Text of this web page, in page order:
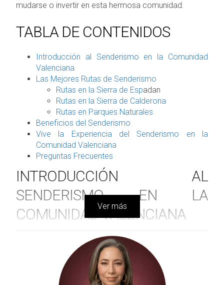
mudarse o invertir en esta hermosa comunidad.
TABLA DE CONTENIDOS
Introducción al Senderismo en la Comunidad
Valenciana
Las Mejores Rutas de Senderismo
Rutas en la Sierra de Espadan
Rutas en la Sierra de Calderona
Rutas en Parques Naturales
Beneficios del Senderismo
Vive la Experiencia del Senderismo en la
Comunidad Valenciana
Preguntas Frecuentes
INTRODUCCIÓN AL
SENDERISMO EN LA
COMUNIDAD VALENCIANA
El senderismo en la Comunidad Valenciana es más
que una simple actividad física; es una oportunidad
para conectar con la naturaleza y descubrir paisajes
impresionantes. Esta región, conocida por sus
Ver más